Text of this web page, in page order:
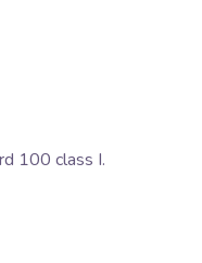
100 class I.